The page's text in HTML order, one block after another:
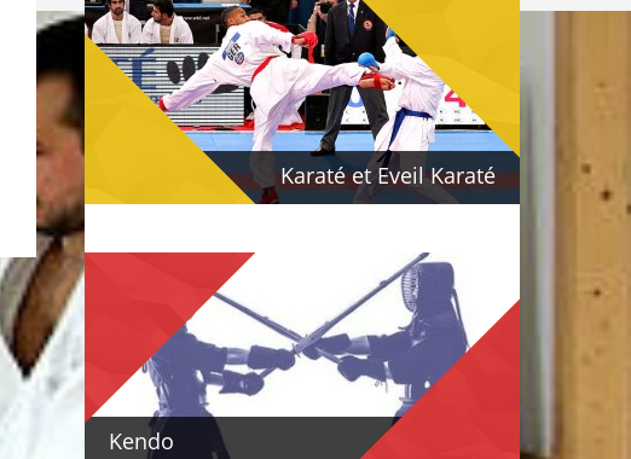
Karaté et Eveil Karaté
Kendo